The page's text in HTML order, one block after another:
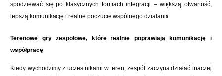
spodziewać się po klasycznych formach integracji – większą otwartość,
lepszą komunikację i realne poczucie wspólnego działania.
Terenowe gry zespołowe, które realnie poprawiają komunikację i
współpracę
Kiedy wychodzimy z uczestnikami w teren, zespół zaczyna działać inaczej